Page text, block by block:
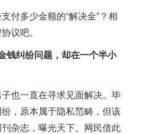
多少金额的“解决金”？相
议吧。
钱纠纷问题，却在一个半小
也一直在寻求见面解决。毕
，原本属于隐私范畴，但该
杂志，曝光天下。网民借此